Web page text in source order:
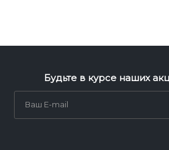
Будьте в курсе наших